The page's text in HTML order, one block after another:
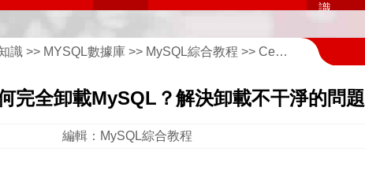
識
識 >> MYSQL數據庫 >> MySQL綜合教程 >> CentOS下如何完全卸載MySQL？解決卸載不干淨的問題
完全卸載MySQL？解決卸載不干淨的問題
編輯：MySQL綜合教程